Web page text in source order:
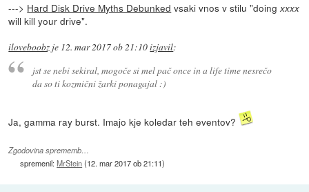
---> Hard Disk Drive Myths Debunked vsaki vnos v stilu "doingxxxx
will kill your drive".
iloveboobz je 12. mar 2017 ob 21:10izjavil:
jst se nebi sekiral, mogoče si mel pač once in a life time nesrečo
da so ti kozmični žarki ponagajal :)
Ja, gamma ray burst. Imajo kje koledar teh eventov?
Zgodovina sprememb…
spremenil:MrStein(12. mar 2017 ob 21:11)